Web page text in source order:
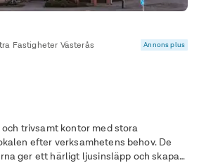
Fastigheter Västerås Annons plus
trivsamt kontor med stora
efter verksamhetens behov. De
ger ett härligt ljusinsläpp och skapar